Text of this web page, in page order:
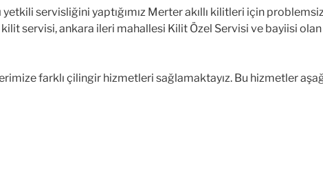
yetkili servisliğini yaptığımız Merter akıllı kilitleri için
servisi, ankara ileri mahallesi Kilit Özel Servisi ve bayiisi
farklı çilingir hizmetleri sağlamaktayız. Bu hizmetler